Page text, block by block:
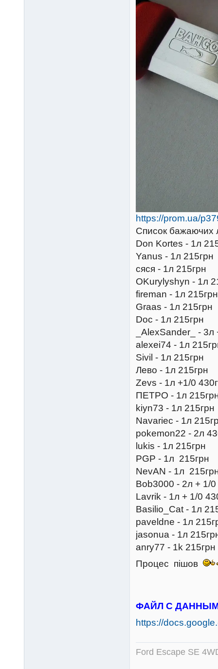
https://prom.ua/
Список бажаючих
Don Kortes - 1л
Yanus - 1л 215грн
сяся - 1л 215грн
OKurylyshyn - 1л
fireman - 1л 215грн
Graas - 1л 215грн
Doc - 1л 215грн
_AlexSander_ - 3л
alexei74 - 1л
Sivil - 1л 215грн
Лево - 1л 215грн
Zevs - 1л +1/0
ПЕТРО - 1л
kiyn73 - 1л 215грн
Navariec - 1л
pokemon22 - 2л
lukis - 1л 215грн
PGP - 1л 215грн
NevAN - 1л
Bob3000 - 2л + 1/0
Lavrik - 1л + 1/0
Basilio_Cat - 1л
paveldne - 1л
jasonua - 1л
anry77 - 1k 215грн
Процес пішов
ФАЙЛ С
https://
Ford Escape SE